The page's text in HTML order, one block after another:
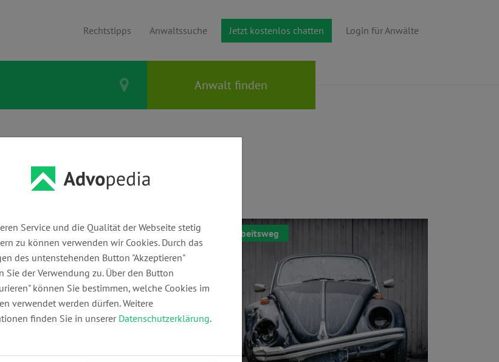
Rechtstipps Anwaltssuche Jetzt kostenlos chatten Login für Anwälte
Arbeit
Abmahnung Arbeitsweg
Service und die Qualität der Webseite stetig
zu können verwenden wir Cookies. Durch das
des untenstehenden Button "Akzeptieren"
Sie der Verwendung zu. Über den Button
können Sie bestimmen, welche Cookies im
verwendet werden dürfen. Weitere
finden Sie in unserer Datenschutzerklärung.